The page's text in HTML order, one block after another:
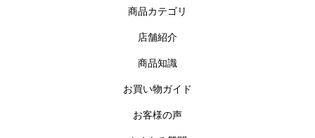
商品カテゴリ
店舗紹介
商品知識
お買い物ガイド
お客様の声